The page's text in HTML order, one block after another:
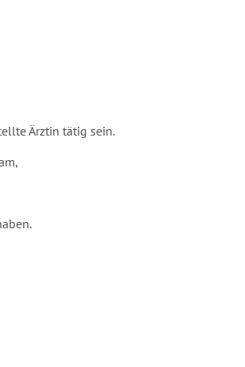
Ärztin tätig sein.